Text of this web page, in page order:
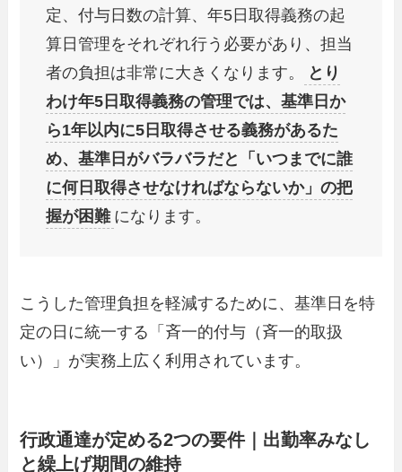
定、付与日数の計算、年5日取得義務の起
算日管理をそれぞれ行う必要があり、担当
者の負担は非常に大きくなります。
とり
わけ年5日取得義務の管理では、基準日か
ら1年以内に5日取得させる義務があるた
め、基準日がバラバラだと「いつまでに誰
に何日取得させなければならないか」の把
握が困難 になります。
こうした管理負担を軽減するために、基準日を特
定の日に統一する「斉一的付与（斉一的取扱
い）」が実務上広く利用されています。
行政通達が定める2つの要件｜出勤率みなし
と繰上げ期間の維持